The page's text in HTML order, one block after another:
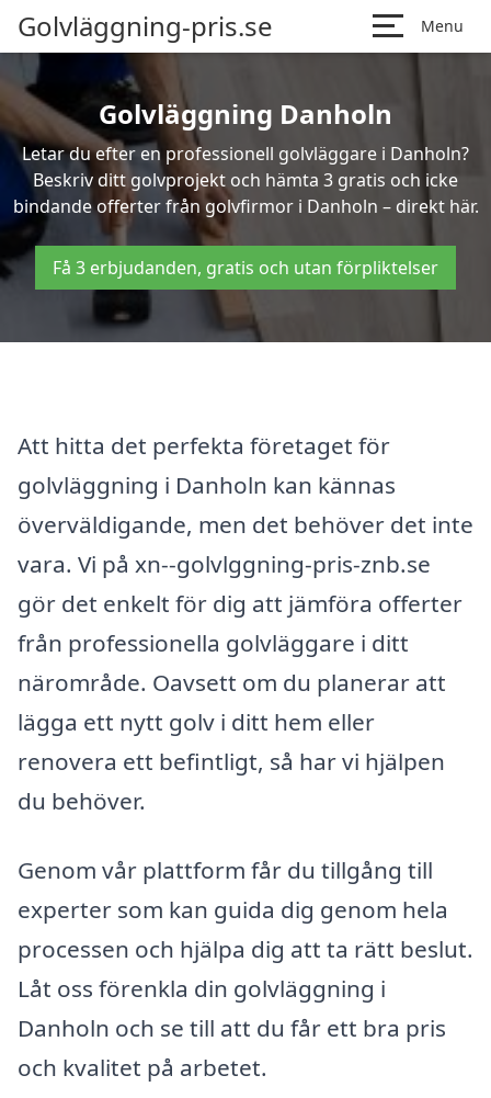
Golvläggning-pris.se Menu
Golvläggning Danholn
Letar du efter en professionell golvläggare i Danholn?
Beskriv ditt golvprojekt och hämta 3 gratis och icke
bindande offerter från golvfirmor i Danholn – direkt här.
Få 3 erbjudanden, gratis och utan förpliktelser
Att hitta det perfekta företaget för
golvläggning i Danholn kan kännas
överväldigande, men det behöver det inte
vara. Vi på xn--golvlggning-pris-znb.se
gör det enkelt för dig att jämföra offerter
från professionella golvläggare i ditt
närområde. Oavsett om du planerar att
lägga ett nytt golv i ditt hem eller
renovera ett befintligt, så har vi hjälpen
du behöver.
Genom vår plattform får du tillgång till
experter som kan guida dig genom hela
processen och hjälpa dig att ta rätt beslut.
Låt oss förenkla din golvläggning i
Danholn och se till att du får ett bra pris
och kvalitet på arbetet.